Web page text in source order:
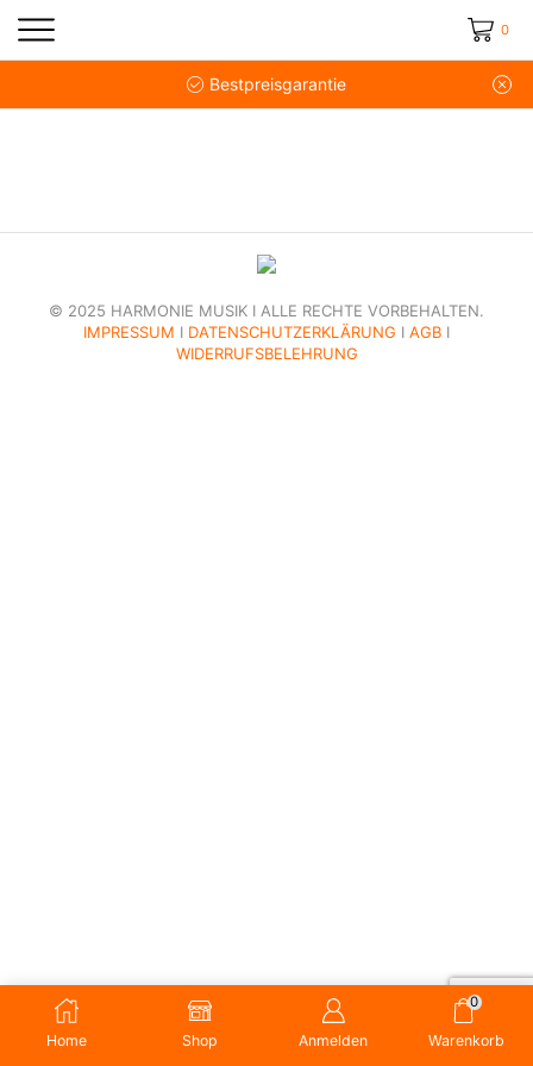
0
Bestpreisgarantie
© 2025 HARMONIE MUSIK I ALLE RECHTE VORBEHALTEN.
IMPRESSUM I DATENSCHUTZERKLÄRUNG I AGB I
WIDERRUFSBELEHRUNG
Home Shop Anmelden
0
Warenkorb